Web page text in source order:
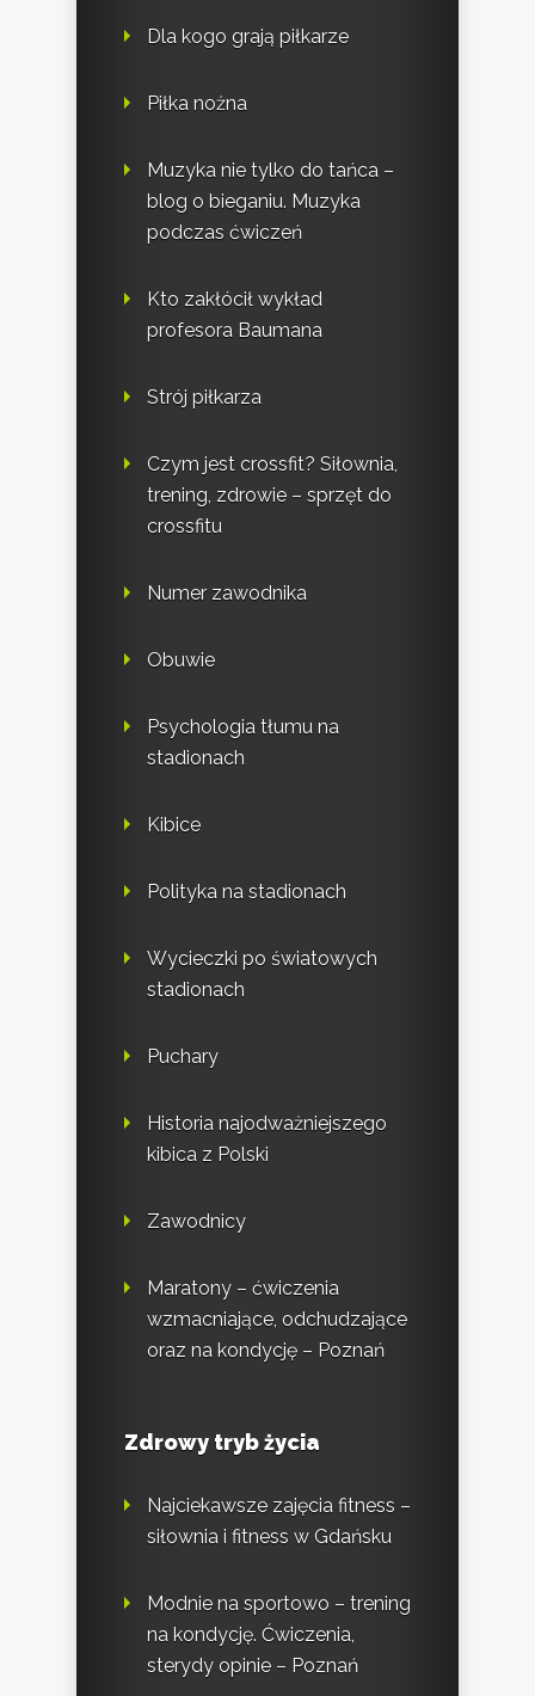
Dla kogo grają piłkarze
Piłka nożna
Muzyka nie tylko do tańca –
blog o bieganiu. Muzyka
podczas ćwiczeń
Kto zakłócił wykład
profesora Baumana
Strój piłkarza
Czym jest crossfit? Siłownia,
trening, zdrowie – sprzęt do
crossfitu
Numer zawodnika
Obuwie
Psychologia tłumu na
stadionach
Kibice
Polityka na stadionach
Wycieczki po światowych
stadionach
Puchary
Historia najodważniejszego
kibica z Polski
Zawodnicy
Maratony – ćwiczenia
wzmacniające, odchudzające
oraz na kondycję – Poznań
Zdrowy tryb życia
Najciekawsze zajęcia fitness –
siłownia i fitness w Gdańsku
Modnie na sportowo – trening
na kondycję. Ćwiczenia,
sterydy opinie – Poznań